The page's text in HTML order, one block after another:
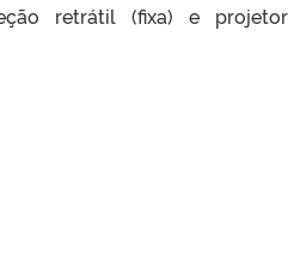
retrátil (fixa) e projetor